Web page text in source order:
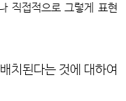
직접적으로 그렇게 표현
치된다는 것에 대하여